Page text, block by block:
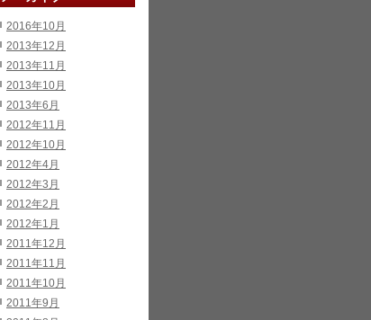
2016年10月
2013年12月
2013年11月
2013年10月
2013年6月
2012年11月
2012年10月
2012年4月
2012年3月
2012年2月
2012年1月
2011年12月
2011年11月
2011年10月
2011年9月